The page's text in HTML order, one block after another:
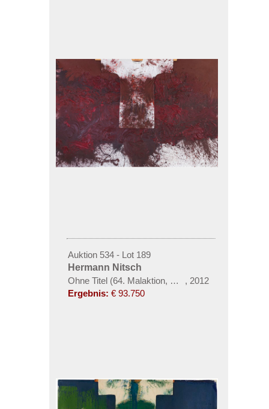
Auktion 534 - Lot 189
Hermann Nitsch
Ohne Titel (64. Malaktion, Rovereto, 2012)
, 2012
Ergebnis: € 93.750